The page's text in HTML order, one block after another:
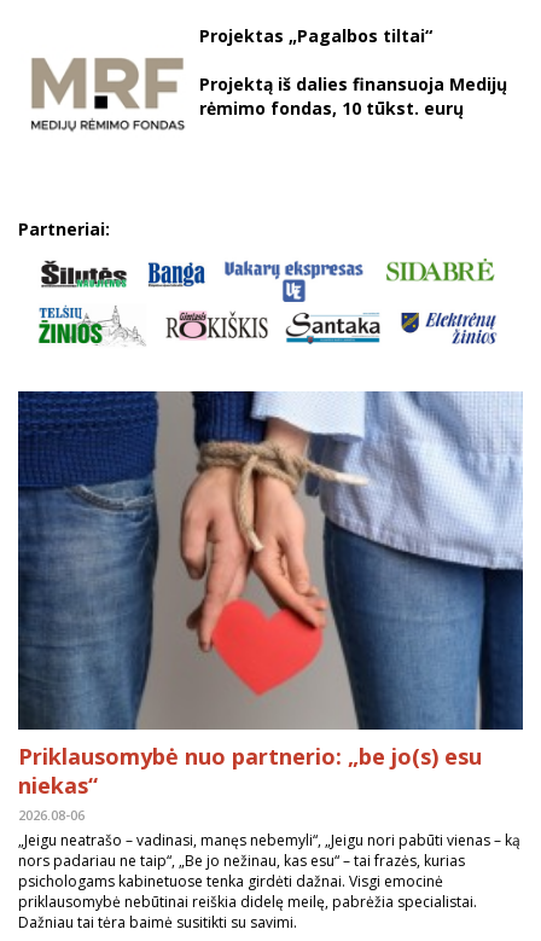
Projektas „Pagalbos tiltai“
Projektą iš dalies finansuoja Medijų
rėmimo fondas, 10 tūkst. eurų
Partneriai:
Priklausomybė nuo partnerio: „be jo(s) esu
niekas“
2026.08-06
„Jeigu neatrašo – vadinasi, manęs nebemyli“, „Jeigu nori pabūti vienas – ką
nors padariau ne taip“, „Be jo nežinau, kas esu“ – tai frazės, kurias
psichologams kabinetuose tenka girdėti dažnai. Visgi emocinė
priklausomybė nebūtinai reiškia didelę meilę, pabrėžia specialistai.
Dažniau tai tėra baimė susitikti su savimi.